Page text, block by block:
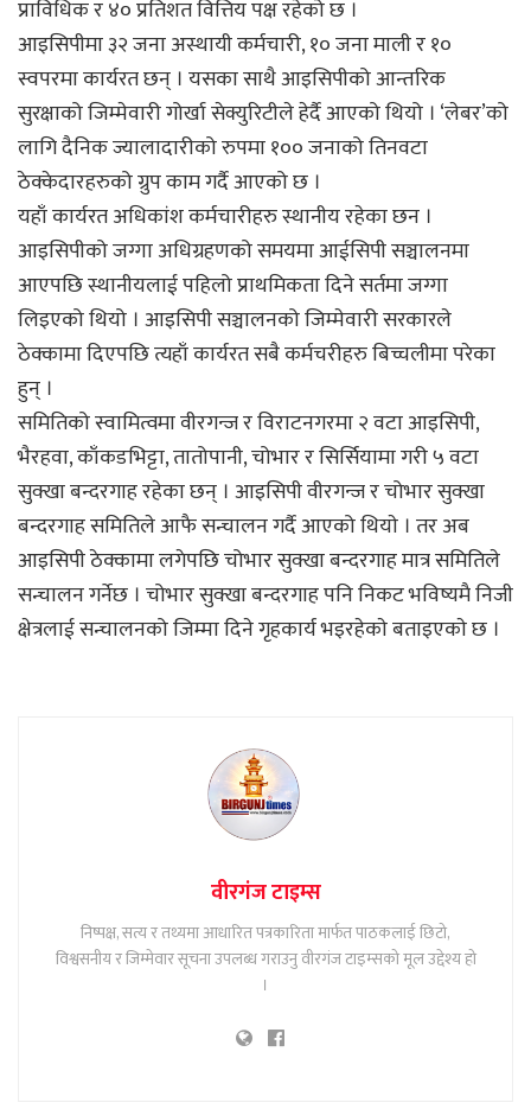
प्राविधिक र ४० प्रतिशत वित्तिय पक्ष रहेको छ ।
आइसिपीमा ३२ जना अस्थायी कर्मचारी, १० जना माली र १०
स्वपरमा कार्यरत छन् । यसका साथै आइसिपीको आन्तरिक
सुरक्षाको जिम्मेवारी गोर्खा सेक्युरिटीले हेर्दै आएको थियो । ‘लेबर’को
लागि दैनिक ज्यालादारीको रुपमा १०० जनाको तिनवटा
ठेक्केदारहरुको ग्रुप काम गर्दै आएको छ ।
यहाँ कार्यरत अधिकांश कर्मचारीहरु स्थानीय रहेका छन ।
आइसिपीको जग्गा अधिग्रहणको समयमा आईसिपी सञ्चालनमा
आएपछि स्थानीयलाई पहिलो प्राथमिकता दिने सर्तमा जग्गा
लिइएको थियो । आइसिपी सञ्चालनको जिम्मेवारी सरकारले
ठेक्कामा दिएपछि त्यहाँ कार्यरत सबै कर्मचरीहरु बिच्चलीमा परेका
हुन् ।
समितिको स्वामित्वमा वीरगन्ज र विराटनगरमा २ वटा आइसिपी,
भैरहवा, काँकडभिट्टा, तातोपानी, चोभार र सिर्सियामा गरी ५ वटा
सुक्खा बन्दरगाह रहेका छन् । आइसिपी वीरगन्ज र चोभार सुक्खा
बन्दरगाह समितिले आफै सन्चालन गर्दै आएको थियाे । तर अब
आइसिपी ठेक्कामा लगेपछि चोभार सुक्खा बन्दरगाह मात्र समितिले
सन्चालन गर्नेछ । चोभार सुक्खा बन्दरगाह पनि निकट भविष्यमै निजी
क्षेत्रलाई सन्चालनको जिम्मा दिने गृहकार्य भइरहेकाे बताइएकाे छ ।
वीरगंज टाइम्स
निष्पक्ष, सत्य र तथ्यमा आधारित पत्रकारिता मार्फत पाठकलाई छिटो,
विश्वसनीय र जिम्मेवार सूचना उपलब्ध गराउनु वीरगंज टाइम्सको मूल उद्देश्य हो
।